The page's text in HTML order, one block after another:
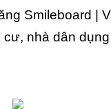
Smileboard |
nhà dân